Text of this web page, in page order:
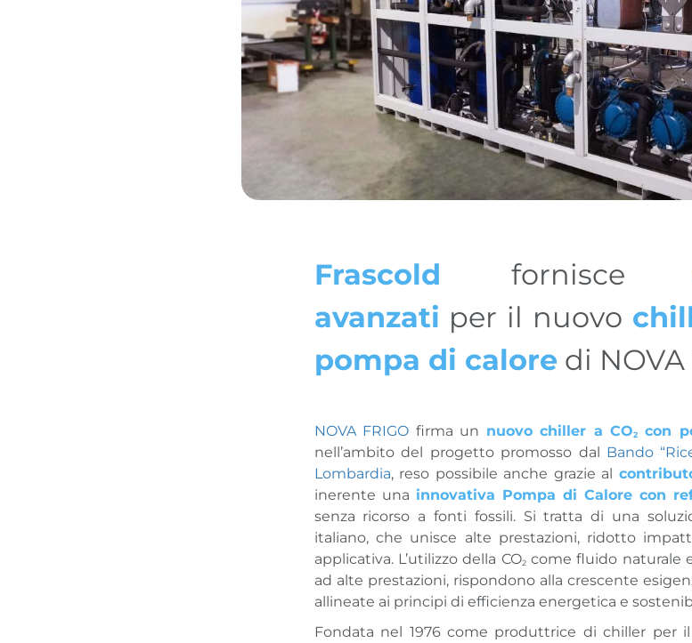
Frascold fornisce
avanzati per il nuovo
pompa di caloredi NOVA
NOVA FRIGO firma un nuovo chiller a CO2con
nell’ambito del progetto promosso dal Bando
Lombardia, reso possibile anche grazie al
inerente una innovativa Pompa di Calore con
senza ricorso a fonti fossili. Si tratta di una
italiano, che unisce alte prestazioni, ridotto
applicativa. L’utilizzo della CO2come fluido naturale
ad alte prestazioni, rispondono alla crescente
allineate ai principi di efficienza energetica e
Fondata nel 1976 come produttrice di chiller per